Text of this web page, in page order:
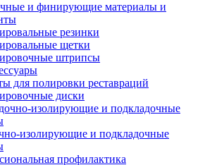
и финирующие материалы и
резинки
щетки
штрипсы
для полировки реставраций
диски
изолирующие и подкладочные